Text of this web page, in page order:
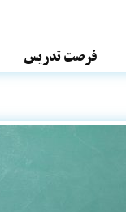
فرصت تدریس